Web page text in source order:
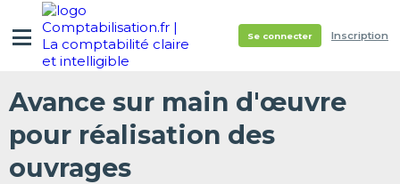
Se connecter Inscription
Avance sur main d'œuvre
pour réalisation des
ouvrages